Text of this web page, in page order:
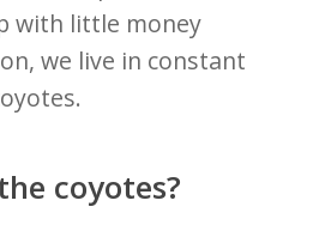
with little money
we live in constant
coyotes?